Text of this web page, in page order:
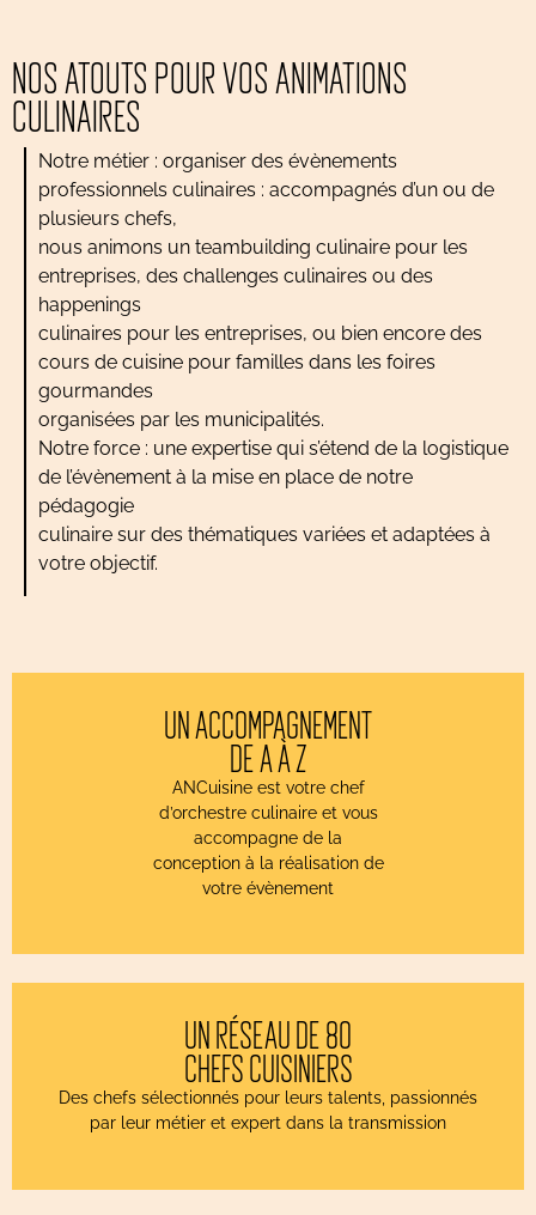
NOS ATOUTS POUR VOS ANIMATIONS
CULINAIRES
Notre métier : organiser des évènements
professionnels culinaires : accompagnés d’un ou de
plusieurs chefs,
nous animons un teambuilding culinaire pour les
entreprises, des challenges culinaires ou des
happenings
culinaires pour les entreprises, ou bien encore des
cours de cuisine pour familles dans les foires
gourmandes
organisées par les municipalités.
Notre force : une expertise qui s’étend de la logistique
de l’évènement à la mise en place de notre
pédagogie
culinaire sur des thématiques variées et adaptées à
votre objectif.
UN ACCOMPAGNEMENT
DE A À Z
ANCuisine est votre chef
d’orchestre culinaire et vous
accompagne de la
conception à la réalisation de
votre évènement
UN RÉSEAU DE 80
CHEFS CUISINIERS
Des chefs sélectionnés pour leurs talents, passionnés
par leur métier et expert dans la transmission